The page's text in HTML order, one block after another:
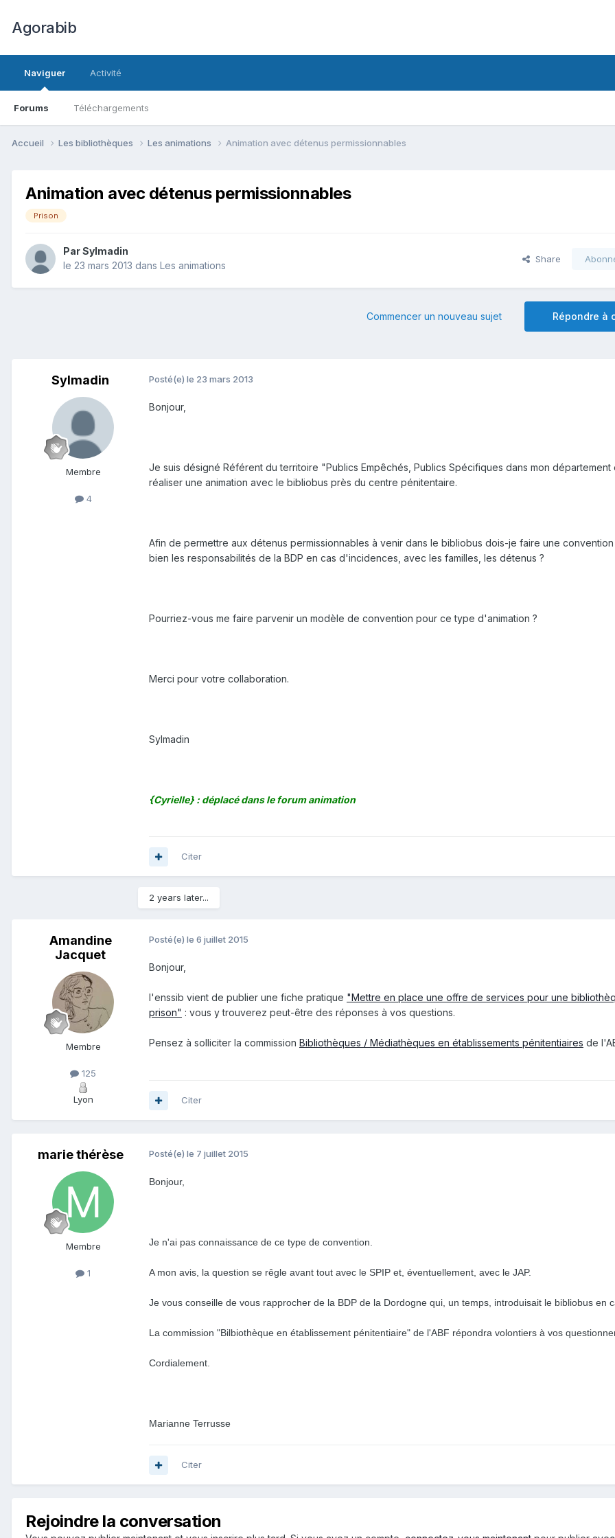
Agorabib
Naviguer
Forums Téléchargements
Activité
Accueil Les bibliothèques Les animations Animation avec détenus permissionnables
Animation avec détenus permissionnables
Prison
Par Sylmadin
le 23 mars 2013 dans Les animations
Share
Répondre à
Commencer un nouveau sujet
Sylmadin
Membre
4
Posté(e) le 23 mars 2013
Bonjour,
Je suis désigné Référent du territoire "Publics Empêchés, Publics Spécifiques dans mon département
réaliser une animation avec le bibliobus près du centre pénitentaire.
Afin de permettre aux détenus permissionnables à venir dans le bibliobus dois-je faire une
bien les responsabilités de la BDP en cas d'incidences, avec les familles, les détenus ?
Pourriez-vous me faire parvenir un modèle de convention pour ce type d'animation ?
Merci pour votre collaboration.
Sylmadin
{Cyrielle} : déplacé dans le forum animation
Citer
2 years later...
Amandine
Jacquet
Membre
125
Lyon
Posté(e) le 6 juillet 2015
Bonjour,
l'enssib vient de publier une fiche pratique "Mettre en place une offre de services pour une
prison" : vous y trouverez peut-être des réponses à vos questions.
Pensez à solliciter la commission Bibliothèques / Médiathèques en établissements pénitentiaires de
Citer
marie thérèse
Membre
1
Posté(e) le 7 juillet 2015
Bonjour,
Je n'ai pas connaissance de ce type de convention.
A mon avis, la question se rêgle avant tout avec le SPIP et, éventuellement, avec le JAP.
Je vous conseille de vous rapprocher de la BDP de la Dordogne qui, un temps, introduisait le bibliobus en
La commission "Bilbiothèque en établissement pénitentiaire" de l'ABF répondra volontiers à vos
Cordialement.
Marianne Terrusse
Citer
Rejoindre la conversation